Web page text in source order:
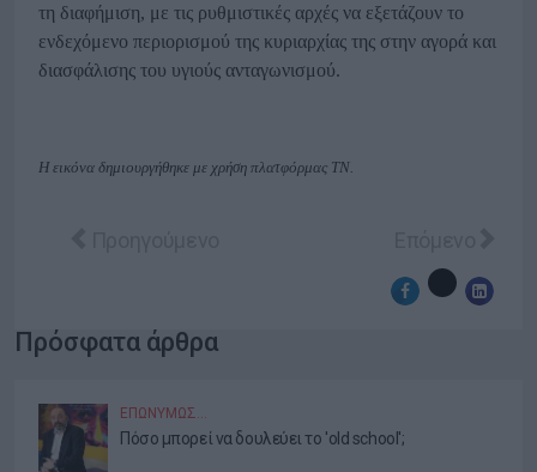
τη διαφήμιση, με τις ρυθμιστικές αρχές να εξετάζουν το
ενδεχόμενο περιορισμού της κυριαρχίας της στην αγορά και
διασφάλισης του υγιούς ανταγωνισμού.
Η εικόνα δημιουργήθηκε με χρήση πλατφόρμας ΤΝ.
Πρόσφατα άρθρα
ΕΠΩΝΎΜΩΣ…
Πόσο μπορεί να δουλεύει το 'old school';